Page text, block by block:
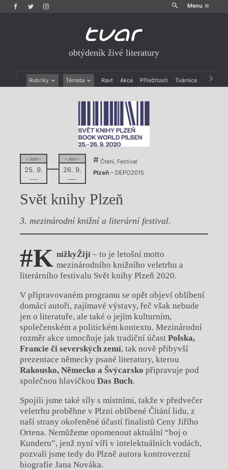
Menu
obtýdeník živé literatury
Rubriky Témata Ravt Akce Příležitosti Tvárnice Archiv
Historie kolonialismu
Výroční ceny
= 2020 =
25. 9.
––––
= 2020 =
26. 9.
––––
Čtení, Festival
Plzeň– DEPO2015
Svět knihy Plzeň
3. mezinárodní knižní a literární festival.
#K nížkyŽijí – to je letošní motto
mezinárodního knižního veletrhu a
literárního festivalu Svět knihy Plzeň 2020.
V připravovaném programu se opět objeví oblíbení
domácí autoři, zajímavé výstavy, řeč však nebude
jen o literatuře, ale také o jejím kulturním,
společenském a politickém kontextu. Mezinárodní
rozměr akce umocňuje jak tradiční účast Polska,
Francie či severských zemí, tak nově přibyvší
prezentace německy psané literatury, kterou
Rakousko, Německo a Švýcarsko připravuje pod
společnou hlavičkou Das Buch.
Spojili jsme také síly s místními, takže v předvečer
veletrhu proběhne v Plzni oblíbené Čítání lidu, z
naší strany okořeněné účastí finalistů Ceny Jiřího
Ortena. Nemůžeme opomenout aktuální “boj o
Kunderu”, jenž nyní víří v intelektuálních vodách,
pozvali jsme tedy do Plzně autora kontroverzní
biografie Jana Nováka.